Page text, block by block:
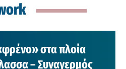
στα πλοία
– Συναγερμός